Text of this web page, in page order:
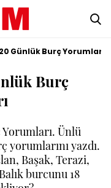
Günlük Burç Yorumları
Burç
Yorumları. Ünlü
yazdı.
Başak, Terazi,
burcunu 18